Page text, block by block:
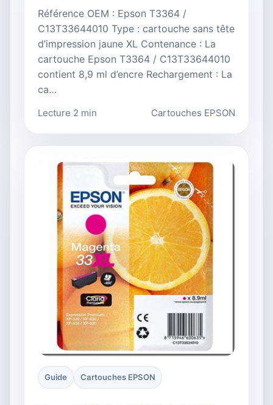
Référence OEM : Epson T3364 /
C13T33644010 Type : cartouche sans tête
d’impression jaune XL Contenance : La
cartouche Epson T3364 / C13T33644010
contient 8,9 ml d’encre Rechargement : La
ca…
Lecture 2 min Cartouches EPSON
Guide Cartouches EPSON